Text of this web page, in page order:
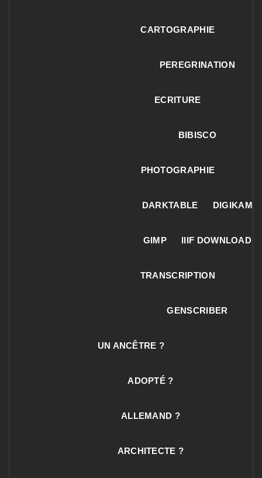
CARTOGRAPHIE
PEREGRINATION
ECRITURE
BIBISCO
PHOTOGRAPHIE
DARKTABLE DIGIKAM
GIMP IIIF DOWNLOAD
TRANSCRIPTION
GENSCRIBER
UN ANCÊTRE ?
ADOPTÉ ?
ALLEMAND ?
ARCHITECTE ?